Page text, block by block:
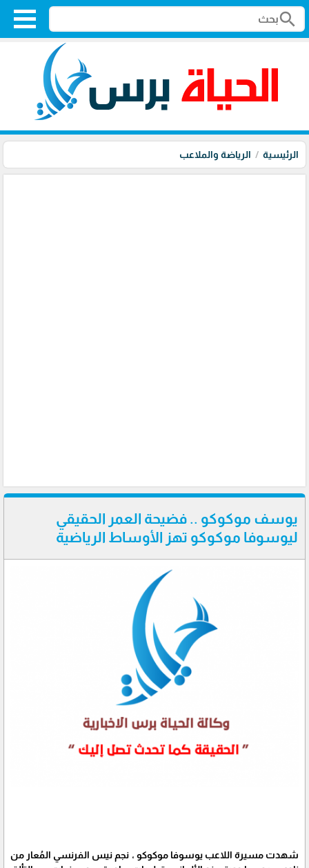
search
الرئيسية الرياضة والملاعب
يوسف موكوكو .. فضيحة العمر الحقيقي
ليوسوفا موكوكو تهز الأوساط الرياضية
شهدت مسيرة اللاعب يوسوفا موكوكو ، نجم نيس الفرنسي المُعار من